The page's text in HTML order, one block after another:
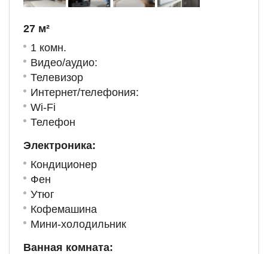
27 м²
1 комн.
Видео/аудио:
Телевизор
Интернет/телефония:
Wi-Fi
Телефон
Электроника:
Кондиционер
Фен
Утюг
Кофемашина
Мини-холодильник
Ванная комната: